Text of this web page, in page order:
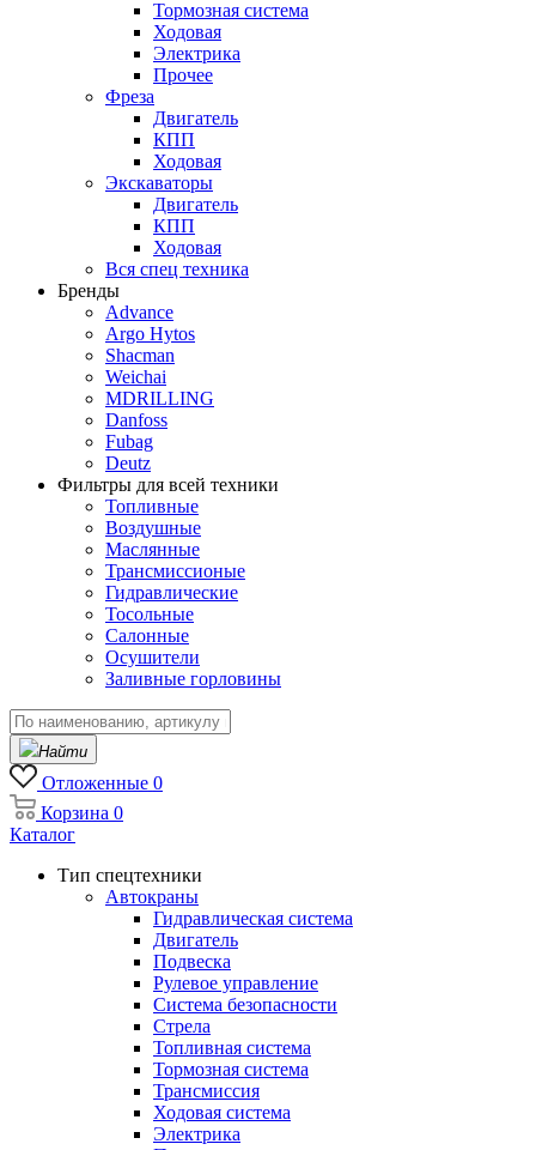
Тормозная система
Ходовая
Электрика
Прочее
Фреза
Двигатель
КПП
Ходовая
Экскаваторы
Двигатель
КПП
Ходовая
Вся спец техника
Бренды
Advance
Argo Hytos
Shacman
Weichai
MDRILLING
Danfoss
Fubag
Deutz
Фильтры для всей техники
Топливные
Воздушные
Маслянные
Трансмиссионые
Гидравлические
Тосольные
Салонные
Осушители
Заливные горловины
Найти
Отложенные 0
Корзина 0
Каталог
Тип спецтехники
Автокраны
Гидравлическая система
Двигатель
Подвеска
Рулевое управление
Система безопасности
Стрела
Топливная система
Тормозная система
Трансмиссия
Ходовая система
Электрика